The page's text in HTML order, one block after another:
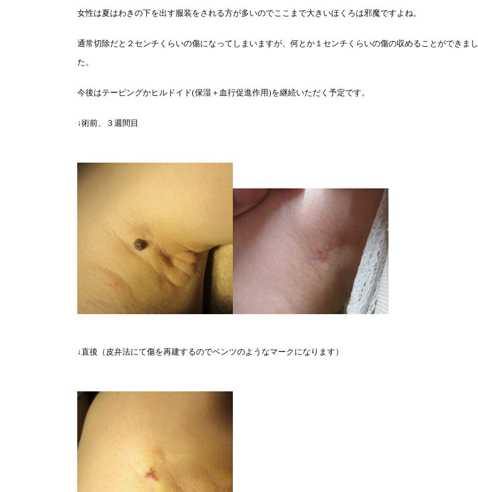
女性は夏はわきの下を出す服装をされる方が多いのでここまで大きいほくろは邪魔ですよね。
通常切除だと２センチくらいの傷になってしまいますが、何とか１センチくらいの傷の収めることができまし
た。
今後はテーピングかヒルドイド(保湿＋血行促進作用)を継続いただく予定です。
↓術前、３週間目
↓直後（皮弁法にて傷を再建するのでベンツのようなマークになります）